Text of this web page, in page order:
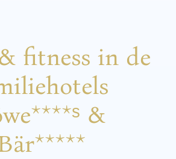
fitness in de
&